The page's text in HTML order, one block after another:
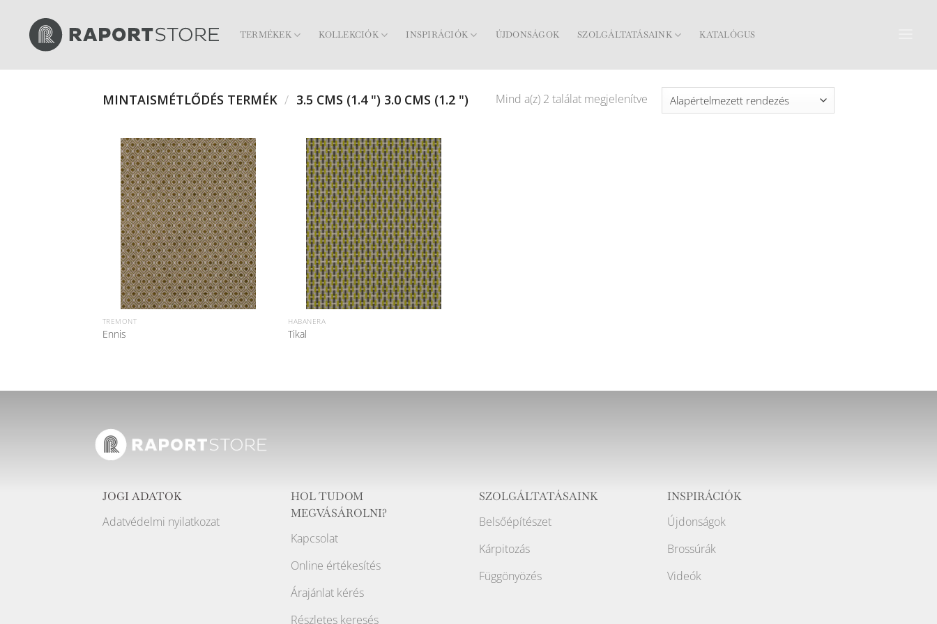
content
TERMÉKEK KOLLEKCIÓK INSPIRÁCIÓK ÚJDONSÁGOK SZOLGÁLTATÁSAINK KATALÓGUS
MINTAISMÉTLŐDÉS TERMÉK / 3.5 CMS (1.4 ") 3.0 CMS (1.2 ") Mind a(z) 2 találat megjelenítve
TREMONT
Ennis
HABANERA
Tikal
JOGI ADATOK
Adatvédelmi nyilatkozat
HOL TUDOM
MEGVÁSÁROLNI?
Kapcsolat
Online értékesítés
Árajánlat kérés
Részletes keresés
SZOLGÁLTATÁSAINK
Belsőépítészet
Kárpitozás
Függönyözés
INSPIRÁCIÓK
Újdonságok
Brossúrák
Videók